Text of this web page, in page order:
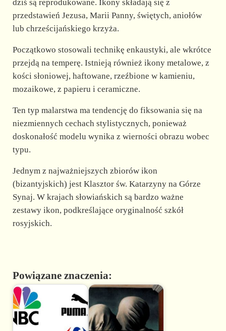
dziś są reprodukowane. Ikony składają się z
przedstawień Jezusa, Marii Panny, świętych, aniołów
lub chrześcijańskiego krzyża.
Początkowo stosowali technikę enkaustyki, ale wkrótce
przejdą na temperę. Istnieją również ikony metalowe, z
kości słoniowej, haftowane, rzeźbione w kamieniu,
mozaikowe, z papieru i ceramiczne.
Ten typ malarstwa ma tendencję do fiksowania się na
niezmiennych cechach stylistycznych, ponieważ
doskonałość modelu wynika z wierności obrazu wobec
typu.
Jednym z najważniejszych zbiorów ikon
(bizantyjskich) jest Klasztor św. Katarzyny na Górze
Synaj. W krajach słowiańskich są bardzo ważne
zestawy ikon, podkreślające oryginalność szkół
rosyjskich.
Powiązane znaczenia: